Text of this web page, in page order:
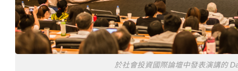
於社會投資國際論壇中發表演講的